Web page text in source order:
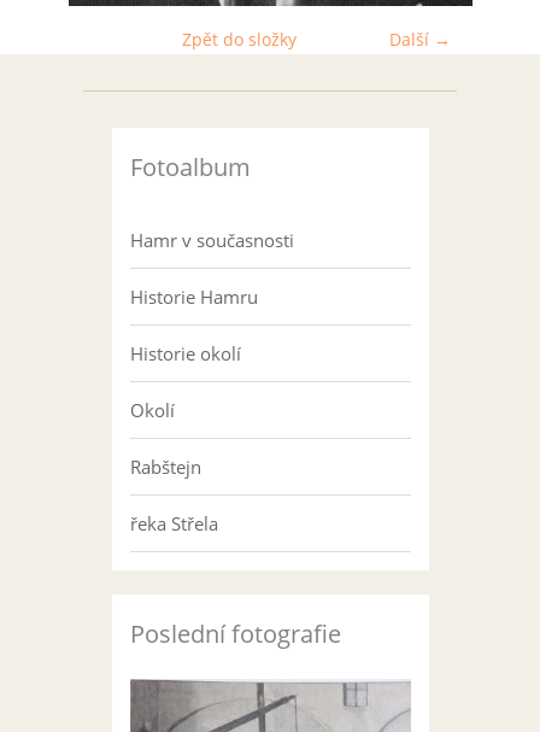
Další →
Zpět do složky
Fotoalbum
Hamr v současnosti
Historie Hamru
Historie okolí
Okolí
Rabštejn
řeka Střela
Poslední fotografie